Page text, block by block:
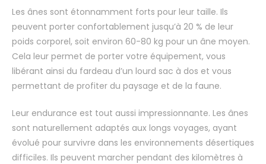
Les ânes sont étonnamment forts pour leur taille. Ils
peuvent porter confortablement jusqu’à 20 % de leur
poids corporel, soit environ 60-80 kg pour un âne moyen.
Cela leur permet de porter votre équipement, vous
libérant ainsi du fardeau d’un lourd sac à dos et vous
permettant de profiter du paysage et de la faune.
Leur endurance est tout aussi impressionnante. Les ânes
sont naturellement adaptés aux longs voyages, ayant
évolué pour survivre dans les environnements désertiques
difficiles. Ils peuvent marcher pendant des kilomètres à